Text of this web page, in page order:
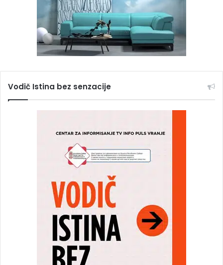
Vodič Istina bez senzacije